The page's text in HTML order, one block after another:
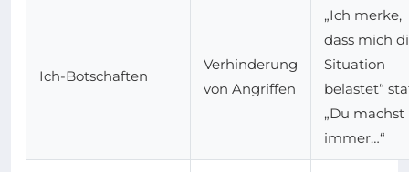
Ich-Botschaften
Verhinderung
von Angriffen
„Ich merke,
dass mich
Situation
belastet“
„Du machst
immer…“